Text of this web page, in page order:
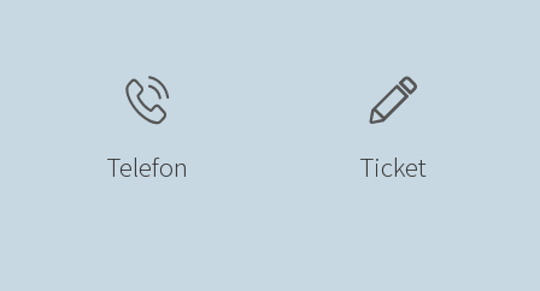
Telefon Ticket